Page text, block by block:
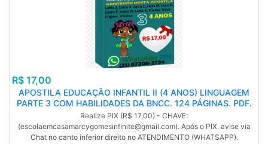
R$ 17,00
APOSTILA EDUCAÇÃO INFANTIL II (4 ANOS) LINGUAGEM
PARTE 3 COM HABILIDADES DA BNCC. 124 PÁGINAS. PDF.
Letras J, K, L, M, N, P, Q, R, Poemas, Trava-línguas, Músicas,
(MP).
Realize PIX (R$ 17,00) - CHAVE:
(escolaemcasamarcygomesinfinite@gmail.com). Após o PIX, avise via
Chat no canto inferior direito no ATENDIMENTO (WHATSAPP).